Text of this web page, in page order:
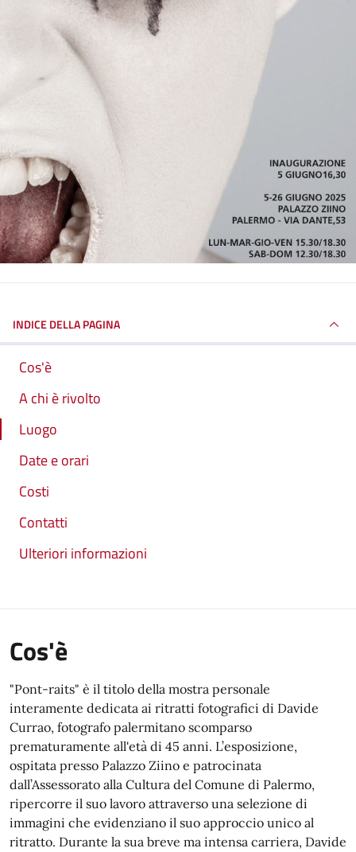
INDICE DELLA PAGINA
Cos'è
A chi è rivolto
Luogo
Date e orari
Costi
Contatti
Ulteriori informazioni
Cos'è
"Pont-raits" è il titolo della mostra personale
interamente dedicata ai ritratti fotografici di Davide
Currao, fotografo palermitano scomparso
prematuramente all'età di 45 anni. L’esposizione,
ospitata presso Palazzo Ziino e patrocinata
dall’Assessorato alla Cultura del Comune di Palermo,
ripercorre il suo lavoro attraverso una selezione di
immagini che evidenziano il suo approccio unico al
ritratto. Durante la sua breve ma intensa carriera, Davide